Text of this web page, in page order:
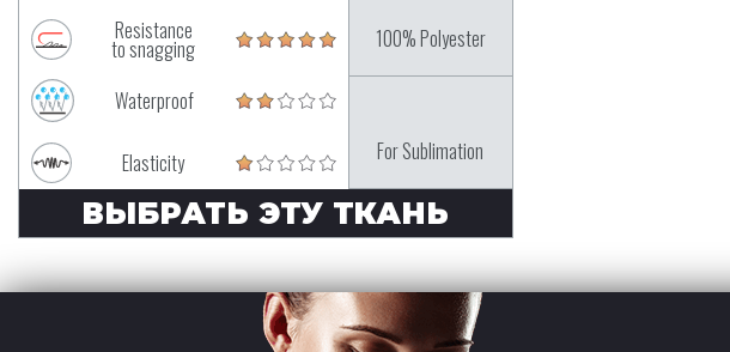
Resistance
to snagging
Waterproof
Elasticity
100% Polyester
For Sublimation
ВЫБРАТЬ ЭТУ ТКАНЬ